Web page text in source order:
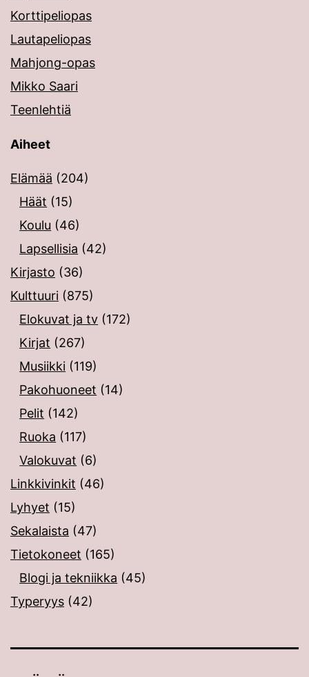
Korttipeliopas
Lautapeliopas
Mahjong-opas
Mikko Saari
Teenlehtiä
Aiheet
Elämää (204)
Häät (15)
Koulu (46)
Lapsellisia (42)
Kirjasto (36)
Kulttuuri (875)
Elokuvat ja tv (172)
Kirjat (267)
Musiikki (119)
Pakohuoneet (14)
Pelit (142)
Ruoka (117)
Valokuvat (6)
Linkkivinkit (46)
Lyhyet (15)
Sekalaista (47)
Tietokoneet (165)
Blogi ja tekniikka (45)
Typeryys (42)